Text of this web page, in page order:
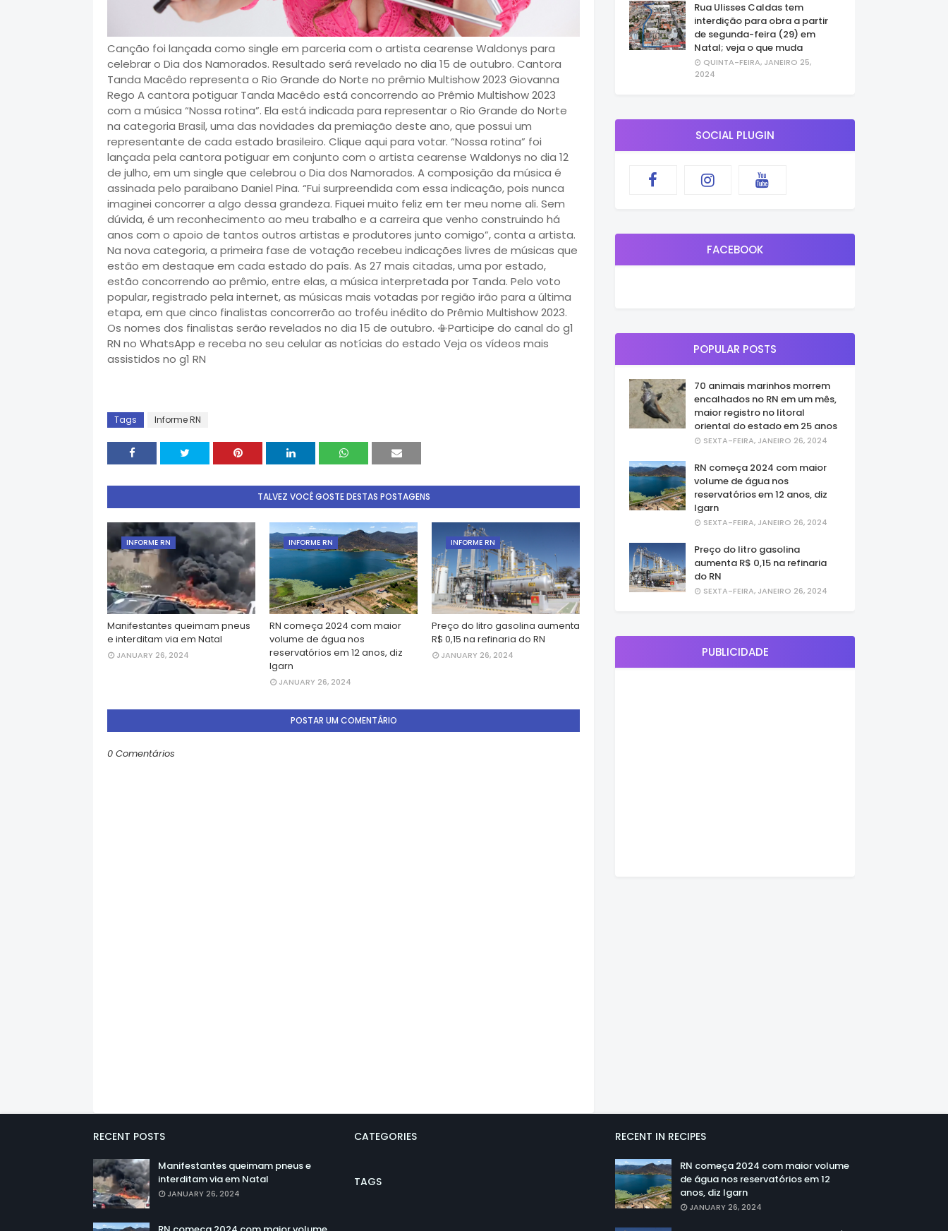
Canção foi lançada como single em parceria com o artista cearense Waldonys para
celebrar o Dia dos Namorados. Resultado será revelado no dia 15 de outubro. Cantora
Tanda Macêdo representa o Rio Grande do Norte no prêmio Multishow 2023 Giovanna
Rego A cantora potiguar Tanda Macêdo está concorrendo ao Prêmio Multishow 2023
com a música “Nossa rotina”. Ela está indicada para representar o Rio Grande do Norte
na categoria Brasil, uma das novidades da premiação deste ano, que possui um
representante de cada estado brasileiro. Clique aqui para votar. “Nossa rotina” foi
lançada pela cantora potiguar em conjunto com o artista cearense Waldonys no dia 12
de julho, em um single que celebrou o Dia dos Namorados. A composição da música é
assinada pelo paraibano Daniel Pina. “Fui surpreendida com essa indicação, pois nunca
imaginei concorrer a algo dessa grandeza. Fiquei muito feliz em ter meu nome ali. Sem
dúvida, é um reconhecimento ao meu trabalho e a carreira que venho construindo há
anos com o apoio de tantos outros artistas e produtores junto comigo”, conta a artista.
Na nova categoria, a primeira fase de votação recebeu indicações livres de músicas que
estão em destaque em cada estado do país. As 27 mais citadas, uma por estado,
estão concorrendo ao prêmio, entre elas, a música interpretada por Tanda. Pelo voto
popular, registrado pela internet, as músicas mais votadas por região irão para a última
etapa, em que cinco finalistas concorrerão ao troféu inédito do Prêmio Multishow 2023.
Os nomes dos finalistas serão revelados no dia 15 de outubro. 📳Participe do canal do g1
RN no WhatsApp e receba no seu celular as notícias do estado Veja os vídeos mais
assistidos no g1 RN
Tags Informe RN
TALVEZ VOCÊ GOSTE DESTAS POSTAGENS
INFORME RN
Manifestantes queimam pneus
e interditam via em Natal
JANUARY 26, 2024
INFORME RN
RN começa 2024 com maior
volume de água nos
reservatórios em 12 anos, diz
Igarn
JANUARY 26, 2024
INFORME RN
Preço do litro gasolina aumenta
R$ 0,15 na refinaria do RN
JANUARY 26, 2024
POSTAR UM COMENTÁRIO
0 Comentários
Rua Ulisses Caldas tem
interdição para obra a partir
de segunda-feira (29) em
Natal; veja o que muda
QUINTA-FEIRA, JANEIRO 25,
2024
SOCIAL PLUGIN
FACEBOOK
POPULAR POSTS
70 animais marinhos morrem
encalhados no RN em um mês,
maior registro no litoral
oriental do estado em 25 anos
SEXTA-FEIRA, JANEIRO 26, 2024
RN começa 2024 com maior
volume de água nos
reservatórios em 12 anos, diz
Igarn
SEXTA-FEIRA, JANEIRO 26, 2024
Preço do litro gasolina
aumenta R$ 0,15 na refinaria
do RN
SEXTA-FEIRA, JANEIRO 26, 2024
PUBLICIDADE
RECENT POSTS
Manifestantes queimam pneus e
interditam via em Natal
JANUARY 26, 2024
CATEGORIES
TAGS
RECENT IN RECIPES
RN começa 2024 com maior volume
de água nos reservatórios em 12
anos, diz Igarn
JANUARY 26, 2024